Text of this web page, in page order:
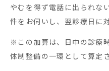
やむを得ず電話に出られな
件をお伺いし、翌診療日に
※この加算は、日中の診療
体制整備の一環として算定